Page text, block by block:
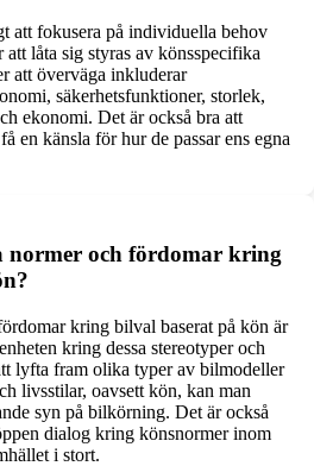
att fokusera på individuella behov
låta sig styras av könsspecifika
att överväga inkluderar
säkerhetsfunktioner, storlek,
ekonomi. Det är också bra att
en känsla för hur de passar ens egna
och fördomar kring
kring bilval baserat på kön är
kring dessa stereotyper och
lyfta fram olika typer av bilmodeller
livsstilar, oavsett kön, kan man
syn på bilkörning. Det är också
dialog kring könsnormer inom
i stort.